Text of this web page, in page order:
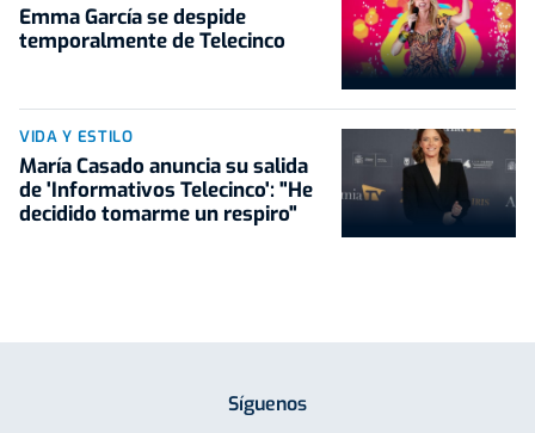
Emma García se despide
temporalmente de Telecinco
VIDA Y ESTILO
María Casado anuncia su salida
de 'Informativos Telecinco': "He
decidido tomarme un respiro"
Síguenos